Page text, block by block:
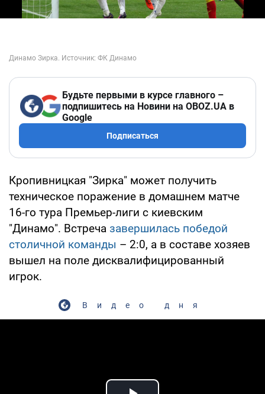
Будьте первыми в курсе главного –
подпишитесь на Новини на OBOZ.UA в
Google
Подписаться
Кропивницкая "Зирка" может получить
техническое поражение в домашнем матче
16-го тура Премьер-лиги с киевским
"Динамо". Встреча завершилась победой
столичной команды – 2:0, а в составе хозяев
вышел на поле дисквалифицированный
игрок.
Видео дня